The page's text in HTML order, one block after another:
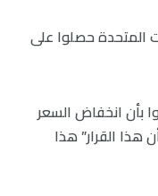
المتحدة حصلوا على
بأن انخفاض السعر
هذا القرار” هذا